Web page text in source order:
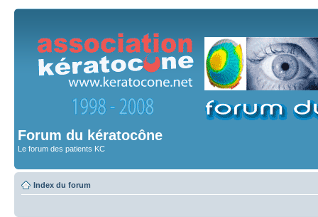
Forum du kératocône
Le forum des patients KC
Index du forum